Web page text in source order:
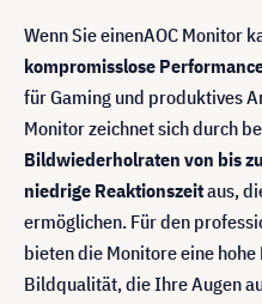
Wenn Sie einenAOC Monitor
kompromisslose
für Gaming und produktives
Monitor zeichnet sich durch
Bildwiederholraten von bis
niedrige Reaktionszeitaus,
ermöglichen. Für den
bieten die Monitore eine
Bildqualität, die Ihre Augen